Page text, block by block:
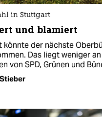
in Stuttgart
und blamiert
könnte der nächste
Das liegt weniger
von SPD, Grünen und